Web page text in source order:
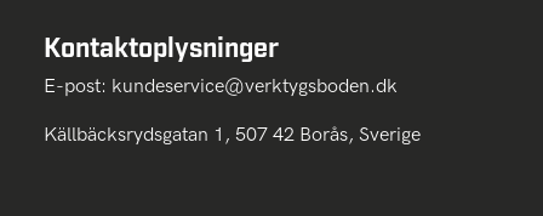
Kontaktoplysninger
E-post: kundeservice@verktygsboden.dk
Källbäcksrydsgatan 1, 507 42 Borås, Sverige